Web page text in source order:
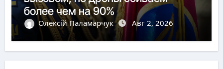
более чем на 90%
Олексій Паламарчук Авг 2, 2026